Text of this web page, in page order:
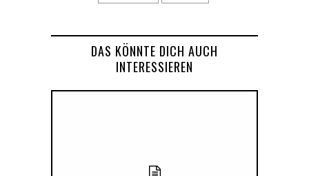
DAS KÖNNTE DICH AUCH
INTERESSIEREN